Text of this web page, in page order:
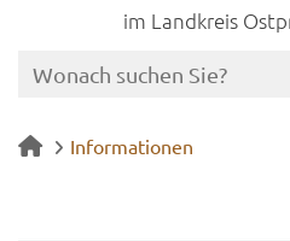
im Landkreis
Informationen